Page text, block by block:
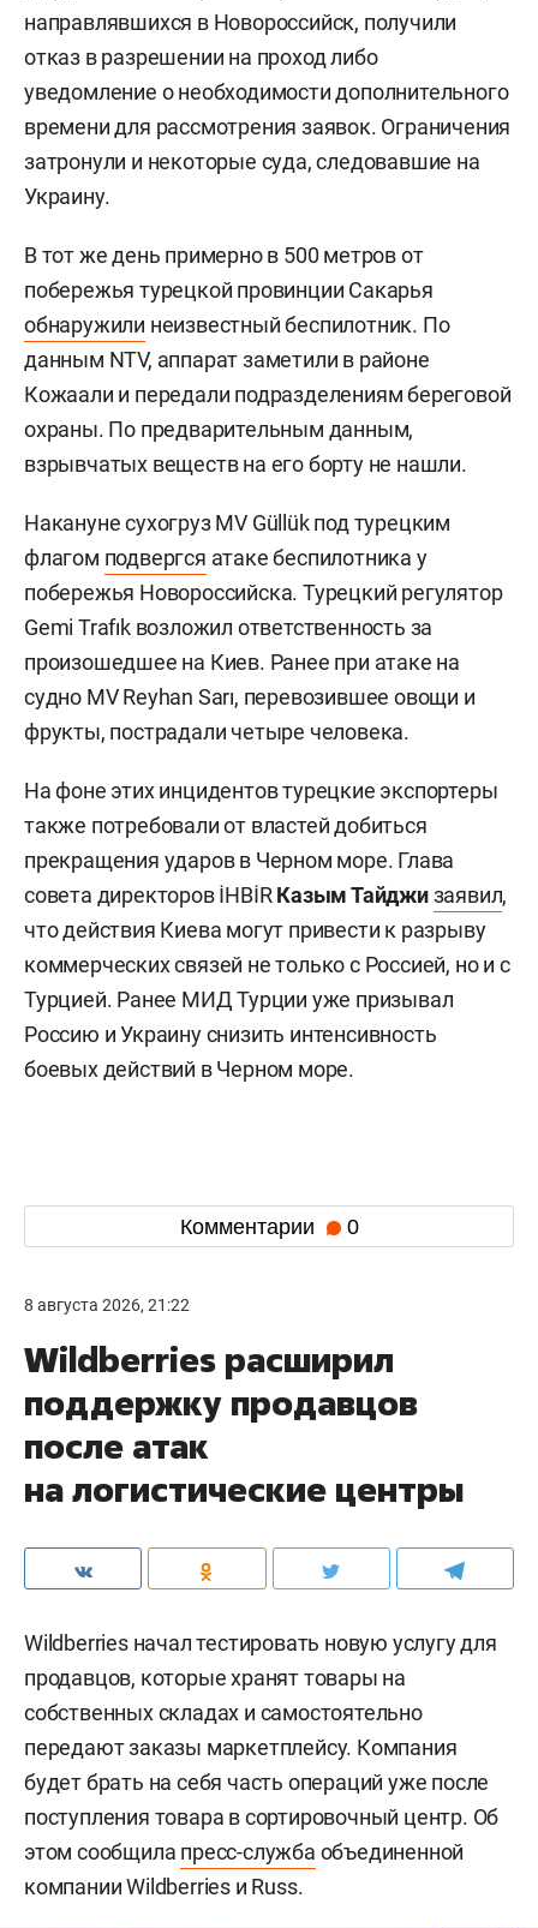
направлявшихся в Новороссийск, получили
отказ в разрешении на проход либо
уведомление о необходимости дополнительного
времени для рассмотрения заявок. Ограничения
затронули и некоторые суда, следовавшие на
Украину.
В тот же день примерно в 500 метров от
побережья турецкой провинции Сакарья
обнаружили неизвестный беспилотник. По
данным NTV, аппарат заметили в районе
Кожаали и передали подразделениям береговой
охраны. По предварительным данным,
взрывчатых веществ на его борту не нашли.
Накануне сухогруз MV Güllük под турецким
флагом подвергся атаке беспилотника у
побережья Новороссийска. Турецкий регулятор
Gemi Trafık возложил ответственность за
произошедшее на Киев. Ранее при атаке на
судно MV Reyhan Sarı, перевозившее овощи и
фрукты, пострадали четыре человека.
На фоне этих инцидентов турецкие экспортеры
также потребовали от властей добиться
прекращения ударов в Черном море. Глава
совета директоров İHBİRКазым Тайджизаявил,
что действия Киева могут привести к разрыву
коммерческих связей не только с Россией, но и с
Турцией. Ранее МИД Турции уже призывал
Россию и Украину снизить интенсивность
боевых действий в Черном море.
Комментарии 0
8 августа 2026, 21:22
Wildberries расширил
поддержку продавцов
после атак
на логистические центры
Wildberries начал тестировать новую услугу для
продавцов, которые хранят товары на
собственных складах и самостоятельно
передают заказы маркетплейсу. Компания
будет брать на себя часть операций уже после
поступления товара в сортировочный центр. Об
этом сообщила пресс-служба объединенной
компании Wildberries и Russ.